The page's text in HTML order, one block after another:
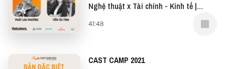
Nghệ thuật x Tài chính - Kinh tế |
41:48
CAST CAMP 2021